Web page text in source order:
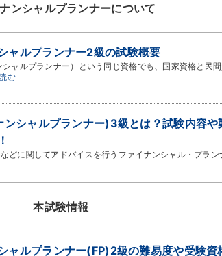
ンシャルプランナーについて
ャルプランナー2級の試験概要
シャルプランナー）という同じ資格でも、国家資格と民
む
ンシャルプランナー)3級とは？試験内容や
どに関してアドバイスを行うファイナンシャル・プラン
本試験情報
ャルプランナー(FP)2級の難易度や受験資